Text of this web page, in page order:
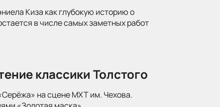
Киза как глубокую историю о
в числе самых заметных работ
классики Толстого
на сцене МХТ им. Чехова.